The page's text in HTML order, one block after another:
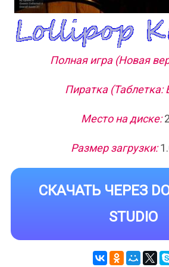
Полная игра (Новая
Пиратка (Таблетка:
Место на диске:
Размер загрузки:
СКАЧАТЬ ЧЕРЕЗ
STUDIO